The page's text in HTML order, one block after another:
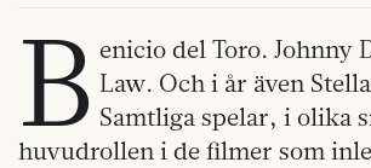
B enicio del Toro. Johnny
Law. Och i år även
Samtliga spelar, i olika
huvudrollen i de filmer som